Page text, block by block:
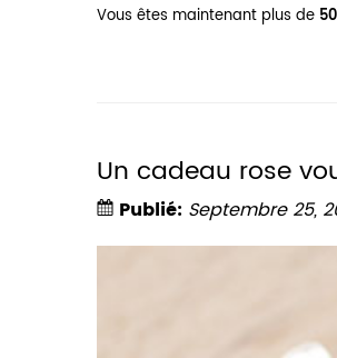
Vous êtes maintenant plus de
Un cadeau rose
Publié: Septembre 25,